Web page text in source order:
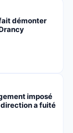
démonter
imposé
direction a fuité